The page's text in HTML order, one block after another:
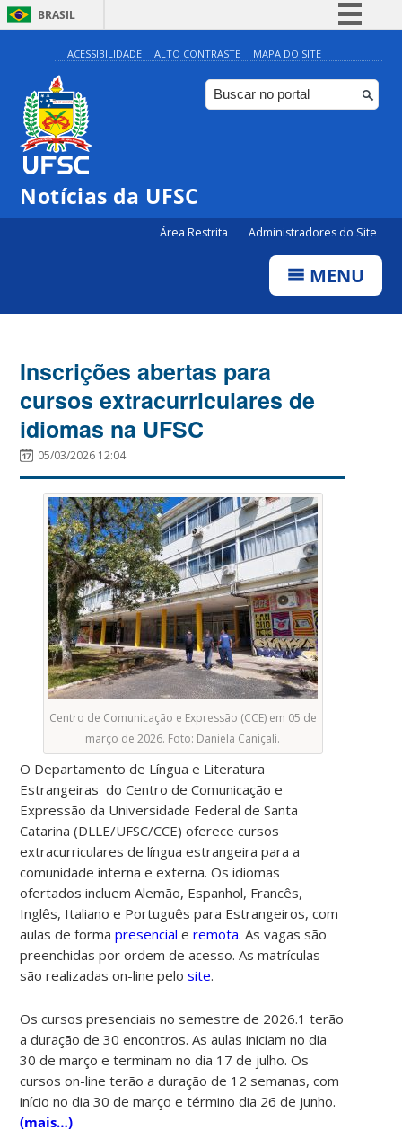
BRASIL
Simplifique!
Comunica BR
Participe
ACESSIBILIDADE ALTO CONTRASTE MAPA DO SITE
Notícias da UFSC
Área Restrita Administradores do Site
MENU
Inscrições abertas para
cursos extracurriculares de
idiomas na UFSC
05/03/2026 12:04
Centro de Comunicação e Expressão (CCE) em 05 de
março de 2026. Foto: Daniela Caniçali.
O Departamento de Língua e Literatura
Estrangeiras do Centro de Comunicação e
Expressão da Universidade Federal de Santa
Catarina (DLLE/UFSC/CCE) oferece cursos
extracurriculares de língua estrangeira para a
comunidade interna e externa. Os idiomas
ofertados incluem Alemão, Espanhol, Francês,
Inglês, Italiano e Português para Estrangeiros, com
aulas de formapresencialeremota. As vagas são
preenchidas por ordem de acesso. As matrículas
são realizadas on-line pelosite.
Os cursos presenciais no semestre de 2026.1 terão
a duração de 30 encontros. As aulas iniciam no dia
30 de março e terminam no dia 17 de julho. Os
cursos on-line terão a duração de 12 semanas, com
início no dia 30 de março e término dia 26 de junho.
(mais…)